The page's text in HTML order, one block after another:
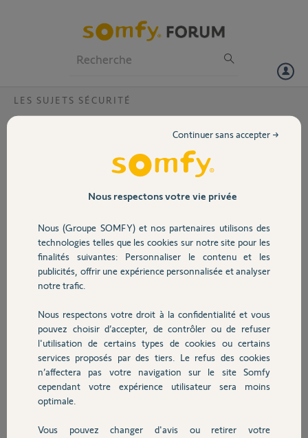
Volet
Sécurité
Domotique
Chauffage
Autres produits
LES SUJETS SÉCURITÉ
J’ai réceptionné mon home alarm Somfy Protect samedi 10/03. J’ai
Apparemment, le problème à déjà été identifié. Je souhaite faire un
Comment puis je faire pour contacter le SAV ? Puis je renvoyer
uniquement la sirène ? Merci pour vos réponses. Cordialement,
Florian R.
il y a plus de 8 ans
Participer au fil de discussion
Réponses
Bonjour Florian
ne faites rien tout seul ! Attendez ici le contact d'un Yellow qui vous
Nous respectons votre vie privée
Nous (Groupe SOMFY) et nos partenaires utilisons des
technologies telles que les cookies sur notre site pour les
finalités suivantes: Personnaliser le contenu et les
publicités, offrir une expérience personnalisée et analyser
notre trafic.
Nous respectons votre droit à la confidentialité et vous
pouvez choisir d’accepter, de contrôler ou de refuser
l'utilisation de certains types de cookies ou certains
services proposés par des tiers. Le refus des cookies
n’affectera pas votre navigation sur le site Somfy
cependant votre expérience utilisateur sera moins
optimale.
Vous pouvez changer d'avis ou retirer votre
Continuer sans accepter →